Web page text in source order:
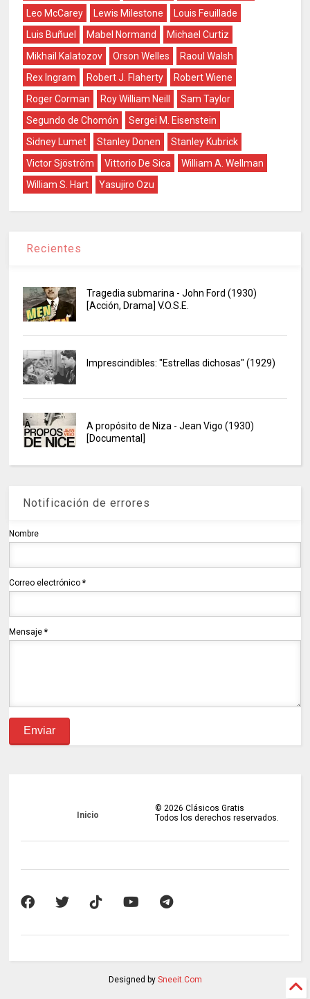
Leo McCarey
Lewis Milestone
Louis Feuillade
Luis Buñuel
Mabel Normand
Michael Curtiz
Mikhail Kalatozov
Orson Welles
Raoul Walsh
Rex Ingram
Robert J. Flaherty
Robert Wiene
Roger Corman
Roy William Neill
Sam Taylor
Segundo de Chomón
Sergei M. Eisenstein
Sidney Lumet
Stanley Donen
Stanley Kubrick
Victor Sjöström
Vittorio De Sica
William A. Wellman
William S. Hart
Yasujiro Ozu
Recientes
Tragedia submarina - John Ford (1930)
[Acción, Drama] V.O.S.E.
Imprescindibles: "Estrellas dichosas" (1929)
A propósito de Niza - Jean Vigo (1930)
[Documental]
Notificación de errores
Nombre
Correo electrónico*
Mensaje*
Inicio
© 2026 Clásicos Gratis
Todos los derechos reservados.
Designed by Sneeit.Com